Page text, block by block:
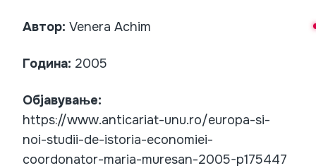
Автор: Venera Achim
Година: 2005
Објавување:
https://www.anticariat-unu.ro/europa-si-
noi-studii-de-istoria-economiei-
coordonator-maria-muresan-2005-p175447